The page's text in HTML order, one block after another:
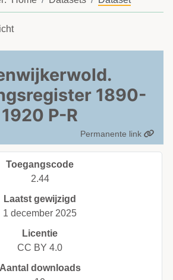
1890-
1920 P-R
Permanente link
Toegangscode
2.44
Laatst gewijzigd
1 december 2025
Licentie
CC BY 4.0
Aantal downloads